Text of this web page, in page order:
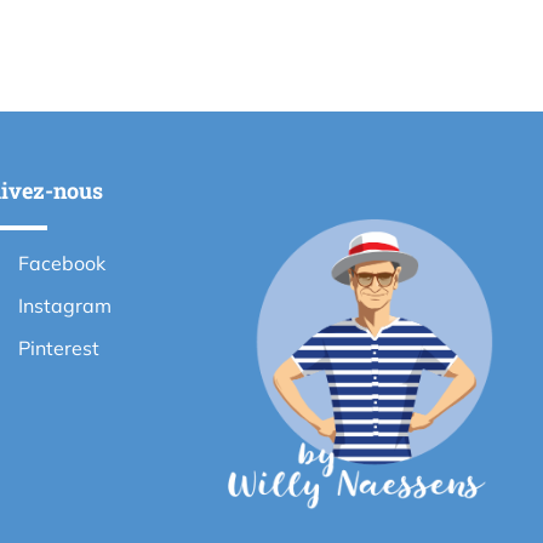
nous
Facebook
Instagram
Pinterest